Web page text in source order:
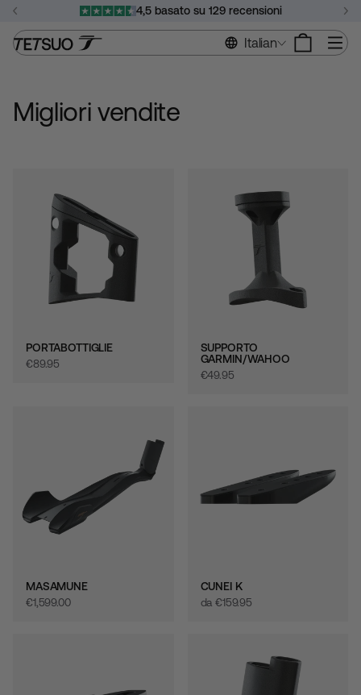
Vai
contenuto
Metti
pausa
4,5 basato su 129 recensioni
Italian
Migliori vendite
PORTABOTTIGLIE
€‎89.95
SUPPORTO
GARMIN/WAHOO
€‎49.95
MASAMUNE
€‎1,599.00
CUNEI K
da€‎159.95